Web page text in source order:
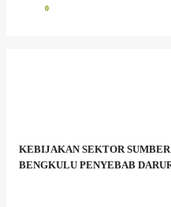
0
KEBIJAKAN SEKTOR
BENGKULU PENYEBAB